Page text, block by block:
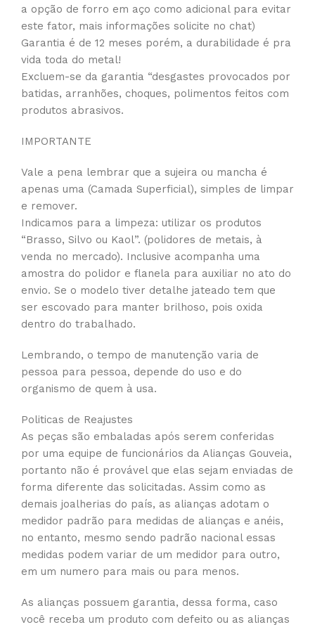
a opção de forro em aço como adicional para evitar
este fator, mais informações solicite no chat)
Garantia é de 12 meses porém, a durabilidade é pra
vida toda do metal!
Excluem-se da garantia “desgastes provocados por
batidas, arranhões, choques, polimentos feitos com
produtos abrasivos.
IMPORTANTE
Vale a pena lembrar que a sujeira ou mancha é
apenas uma (Camada Superficial), simples de limpar
e remover.
Indicamos para a limpeza: utilizar os produtos
“Brasso, Silvo ou Kaol”. (polidores de metais, à
venda no mercado). Inclusive acompanha uma
amostra do polidor e flanela para auxiliar no ato do
envio. Se o modelo tiver detalhe jateado tem que
ser escovado para manter brilhoso, pois oxida
dentro do trabalhado.
Lembrando, o tempo de manutenção varia de
pessoa para pessoa, depende do uso e do
organismo de quem à usa.
Politicas de Reajustes
As peças são embaladas após serem conferidas
por uma equipe de funcionários da Alianças Gouveia,
portanto não é provável que elas sejam enviadas de
forma diferente das solicitadas. Assim como as
demais joalherias do país, as alianças adotam o
medidor padrão para medidas de alianças e anéis,
no entanto, mesmo sendo padrão nacional essas
medidas podem variar de um medidor para outro,
em um numero para mais ou para menos.
As alianças possuem garantia, dessa forma, caso
você receba um produto com defeito ou as alianças